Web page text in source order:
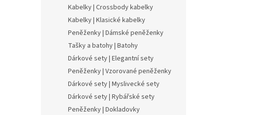
Kabelky | Crossbody kabelky
Kabelky | Klasické kabelky
Peněženky | Dámské peněženky
Tašky a batohy | Batohy
Dárkové sety | Elegantní sety
Peněženky | Vzorované peněženky
Dárkové sety | Myslivecké sety
Dárkové sety | Rybářské sety
Peněženky | Dokladovky